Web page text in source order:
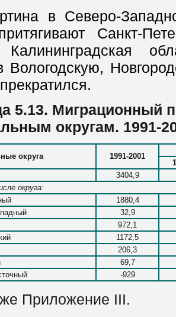
в Северо-
Санкт-
Калининградская
Вологодскую,
5.13. Миграционный
округам. 1991-
округа 1991-2001
3404,9
округа:
1880,4
32,9
972,1
1172,5
206,3
69,7
-929
Приложение III.